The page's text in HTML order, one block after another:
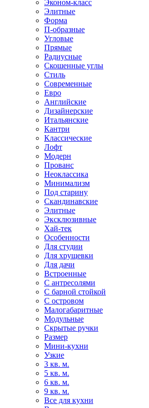
Эконом-класс
Элитные
Форма
П-образные
Угловые
Прямые
Радиусные
Скошенные углы
Стиль
Современные
Евро
Английские
Дизайнерские
Итальянские
Кантри
Классические
Лофт
Модерн
Прованс
Неоклассика
Минимализм
Под старину
Скандинавские
Элитные
Эксклюзивные
Хай-тек
Особенности
Для студии
Для хрущевки
Для дачи
Встроенные
С антресолями
С барной стойкой
С островом
Малогабаритные
Модульные
Скрытые ручки
Размер
Мини-кухни
Узкие
3 кв. м.
5 кв. м.
6 кв. м.
9 кв. м.
Все для кухни